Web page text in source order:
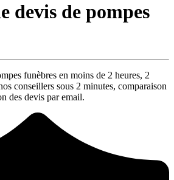
devis de pompes
funèbres en moins de 2 heures, 2
conseillers sous 2 minutes, comparaison
des devis par email.